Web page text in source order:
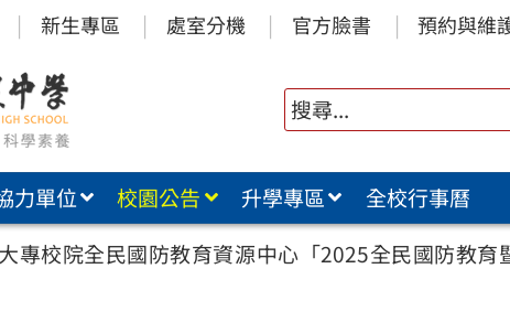
新生專區 處室分機 官方臉書 預約與維
力單位 校園公告 升學專區 全校行事曆
專校院全民國防教育資源中心「2025全民國防教